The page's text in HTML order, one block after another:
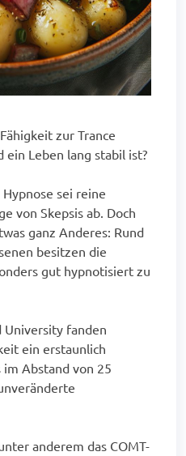
zur Trance
Leben lang stabil ist?
sei reine
von Skepsis ab. Doch
ganz Anderes: Rund
besitzen die
gut hypnotisiert zu
University fanden
ein erstaunlich
im Abstand von 25
anderem das COMT-